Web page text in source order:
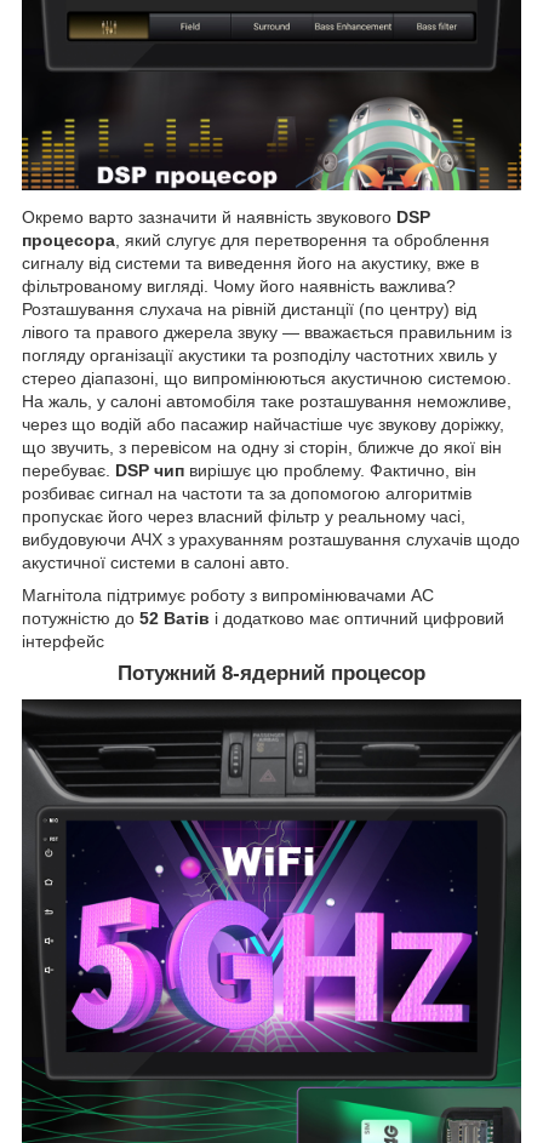
Окремо варто зазначити й наявність звукового DSP
процесора, який слугує для перетворення та оброблення
сигналу від системи та виведення його на акустику, вже в
фільтрованому вигляді. Чому його наявність важлива?
Розташування слухача на рівній дистанції (по центру) від
лівого та правого джерела звуку — вважається правильним із
погляду організації акустики та розподілу частотних хвиль у
стерео діапазоні, що випромінюються акустичною системою.
На жаль, у салоні автомобіля таке розташування неможливе,
через що водій або пасажир найчастіше чує звукову доріжку,
що звучить, з перевісом на одну зі сторін, ближче до якої він
перебуває. DSP чип вирішує цю проблему. Фактично, він
розбиває сигнал на частоти та за допомогою алгоритмів
пропускає його через власний фільтр у реальному часі,
вибудовуючи АЧХ з урахуванням розташування слухачів щодо
акустичної системи в салоні авто.
Магнітола підтримує роботу з випромінювачами АС
потужністю до 52 Ватів і додатково має оптичний цифровий
інтерфейс
Потужний 8-ядерний процесор